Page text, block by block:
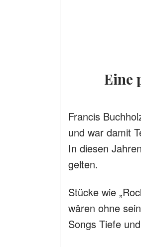
Francis
und war damit
In diesen
gelten.
Stücke wie
wären ohne
Songs Tiefe